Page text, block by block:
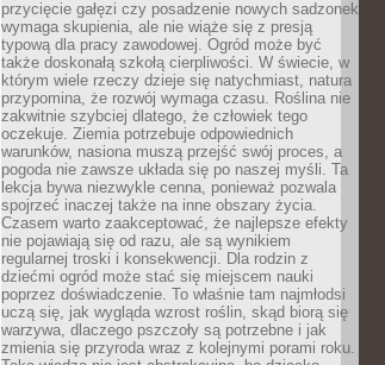
przycięcie gałęzi czy posadzenie nowych sadzonek
wymaga skupienia, ale nie wiąże się z presją
typową dla pracy zawodowej. Ogród może być
także doskonałą szkołą cierpliwości. W świecie, w
którym wiele rzeczy dzieje się natychmiast, natura
przypomina, że rozwój wymaga czasu. Roślina nie
zakwitnie szybciej dlatego, że człowiek tego
oczekuje. Ziemia potrzebuje odpowiednich
warunków, nasiona muszą przejść swój proces, a
pogoda nie zawsze układa się po naszej myśli. Ta
lekcja bywa niezwykle cenna, ponieważ pozwala
spojrzeć inaczej także na inne obszary życia.
Czasem warto zaakceptować, że najlepsze efekty
nie pojawiają się od razu, ale są wynikiem
regularnej troski i konsekwencji. Dla rodzin z
dziećmi ogród może stać się miejscem nauki
poprzez doświadczenie. To właśnie tam najmłodsi
uczą się, jak wygląda wzrost roślin, skąd biorą się
warzywa, dlaczego pszczoły są potrzebne i jak
zmienia się przyroda wraz z kolejnymi porami roku.